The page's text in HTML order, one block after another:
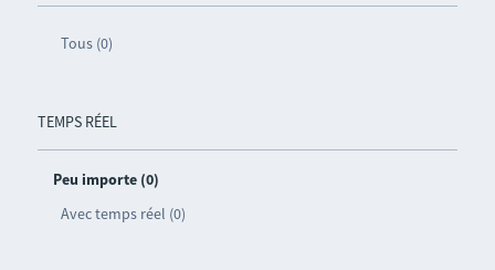
Tous (0)
TEMPS RÉEL
Peu importe (0)
Avec temps réel (0)